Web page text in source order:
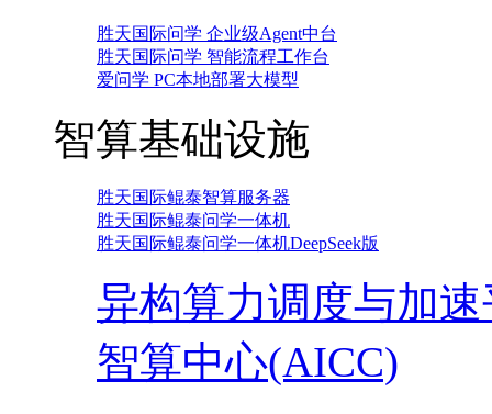
胜天国际问学 企业级Agent中台
胜天国际问学 智能流程工作台
爱问学 PC本地部署大模型
智算基础设施
胜天国际鲲泰智算服务器
胜天国际鲲泰问学一体机
胜天国际鲲泰问学一体机DeepSeek版
异构算力调度与加
智算中心(AICC)